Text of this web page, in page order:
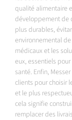
qualité alimentaire
développement de
plus durables,
environnemental
médicaux et les
eux, essentiels
santé. Enfin,
clients pour choisir
et le plus
cela signifie
remplacer des